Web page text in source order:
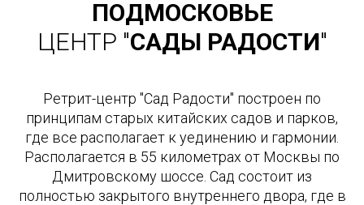
ПОДМОСКОВЬЕ
ЦЕНТР "САДЫ РАДОСТИ"
Ретрит-центр "Сад Радости" построен по
принципам старых китайских садов и парков,
где все располагает к уединению и гармонии.
Располагается в 55 километрах от Москвы по
Дмитровскому шоссе. Сад состоит из
полностью закрытого внутреннего двора, где в